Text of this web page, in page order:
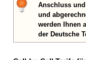
Anschluss
und
werden Ihnen
der Deutsche